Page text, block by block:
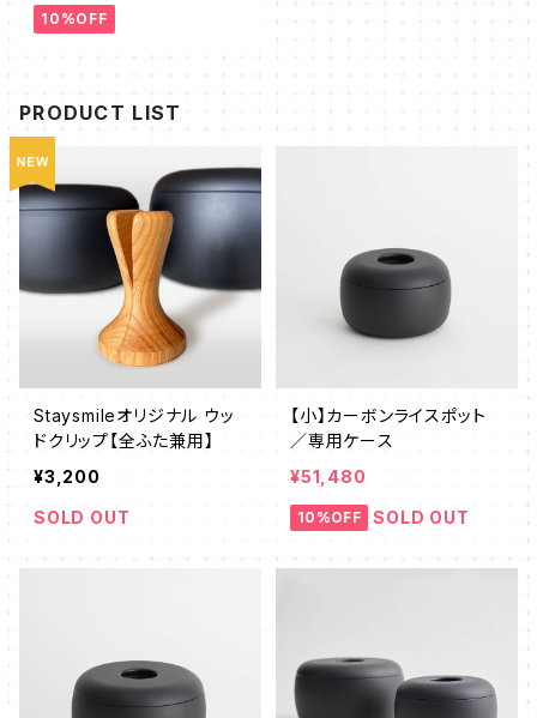
10%OFF
PRODUCT LIST
Staysmileオリジナル ウッ
ドクリップ【全ふた兼用】
¥3,200
SOLD OUT
【小】カーボンライスポット
／専用ケース
¥51,480
10%OFF SOLD OUT